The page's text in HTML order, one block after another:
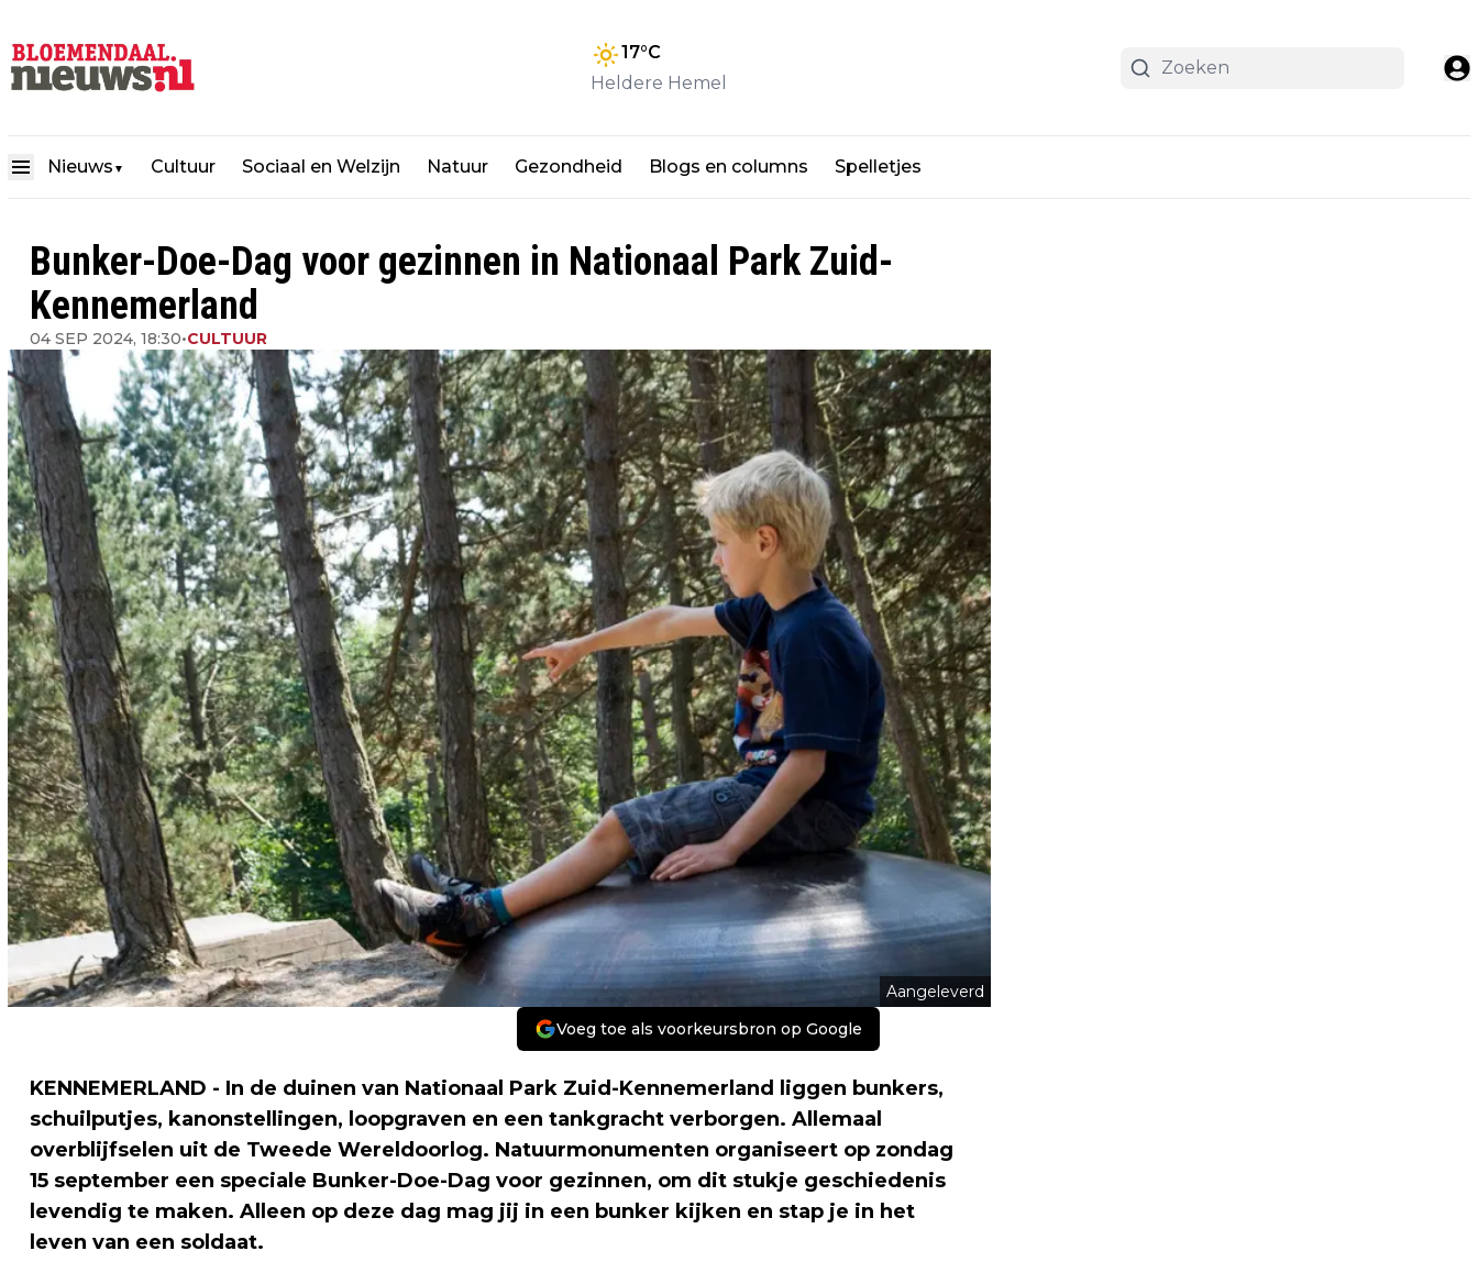
17°C
Heldere Hemel
Nieuws ▼ Cultuur Sociaal en Welzijn Natuur Gezondheid Blogs en columns Spelletjes
Bunker-Doe-Dag voor gezinnen in Nationaal Park Zuid-
Kennemerland
04 SEP 2024, 18:30•CULTUUR
Aangeleverd
Voeg toe als voorkeursbron op Google
KENNEMERLAND - In de duinen van Nationaal Park Zuid-Kennemerland liggen bunkers,
schuilputjes, kanonstellingen, loopgraven en een tankgracht verborgen. Allemaal
overblijfselen uit de Tweede Wereldoorlog. Natuurmonumenten organiseert op zondag
15 september een speciale Bunker-Doe-Dag voor gezinnen, om dit stukje geschiedenis
levendig te maken. Alleen op deze dag mag jij in een bunker kijken en stap je in het
leven van een soldaat.